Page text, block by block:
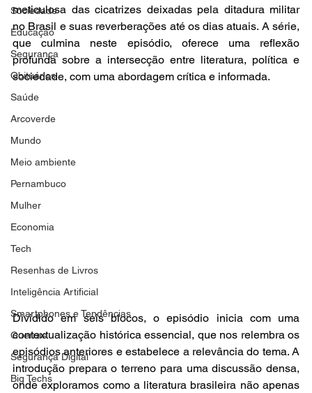
Sociedade
Educação
Segurança
Obituários
Saúde
Arcoverde
Mundo
Meio ambiente
Pernambuco
Mulher
Economia
Tech
Resenhas de Livros
Inteligência Artificial
Smartphones e Tendências
Guerras
Segurança Digital
Big Techs
meticulosa das cicatrizes deixadas pela ditadura militar
no Brasil e suas reverberações até os dias atuais. A série,
que culmina neste episódio, oferece uma reflexão
profunda sobre a intersecção entre literatura, política e
sociedade, com uma abordagem crítica e informada.
Dividido em seis blocos, o episódio inicia com uma
contextualização histórica essencial, que nos relembra os
episódios anteriores e estabelece a relevância do tema. A
introdução prepara o terreno para uma discussão densa,
onde exploramos como a literatura brasileira não apenas